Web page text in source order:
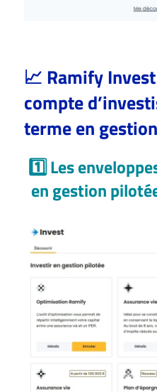
📈 Ramify
compte
terme en
1️⃣ Les
en gestion